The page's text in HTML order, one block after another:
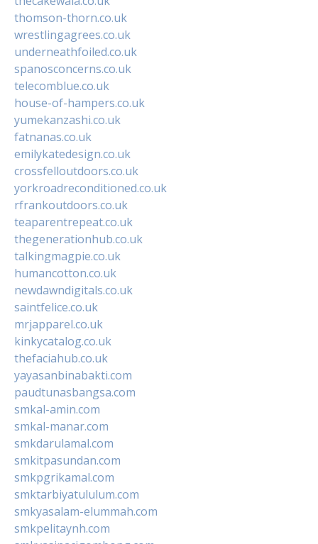
thomson-thorn.co.uk
wrestlingagrees.co.uk
underneathfoiled.co.uk
spanosconcerns.co.uk
telecomblue.co.uk
house-of-hampers.co.uk
yumekanzashi.co.uk
fatnanas.co.uk
emilykatedesign.co.uk
crossfelloutdoors.co.uk
yorkroadreconditioned.co.uk
rfrankoutdoors.co.uk
teaparentrepeat.co.uk
thegenerationhub.co.uk
talkingmagpie.co.uk
humancotton.co.uk
newdawndigitals.co.uk
saintfelice.co.uk
mrjapparel.co.uk
kinkycatalog.co.uk
thefaciahub.co.uk
yayasanbinabakti.com
paudtunasbangsa.com
smkal-amin.com
smkal-manar.com
smkdarulamal.com
smkitpasundan.com
smkpgrikamal.com
smktarbiyatululum.com
smkyasalam-elummah.com
smkpelitaynh.com